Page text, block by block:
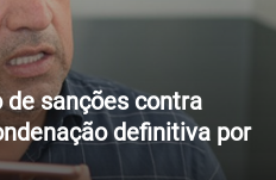
de sanções contra
definitiva por